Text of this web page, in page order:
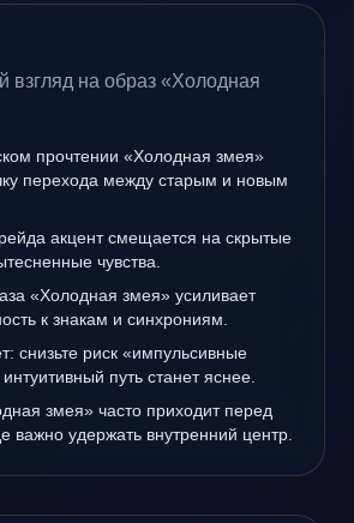
взгляд на образ «Холодная
прочтении «Холодная змея»
перехода между старым и новым
акцент смещается на скрытые
чувства.
«Холодная змея» усиливает
к знакам и синхрониям.
снизьте риск «импульсивные
путь станет яснее.
змея» часто приходит перед
важно удержать внутренний центр.